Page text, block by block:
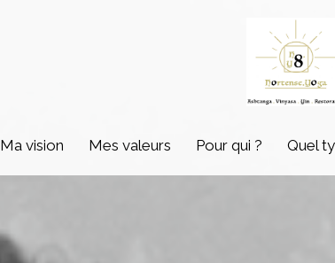
Ma vision Mes valeurs Pour qui ? Quel